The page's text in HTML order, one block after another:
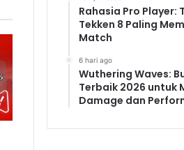
Rahasia Pro Player:
Tekken 8 Paling
Match
6 hari ago
Wuthering Waves:
Terbaik 2026 untuk
Damage dan